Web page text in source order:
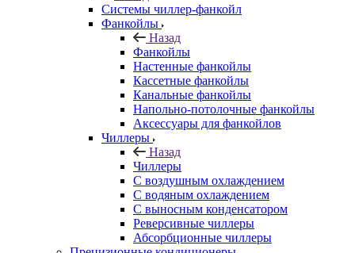
Системы чиллер-фанкойл
Фанкойлы
Назад
Фанкойлы
Настенные фанкойлы
Кассетные фанкойлы
Канальные фанкойлы
Напольно-потолочные фанкойлы
Аксессуары для фанкойлов
Чиллеры
Назад
Чиллеры
С воздушным охлаждением
С водяным охлаждением
С выносным конденсатором
Реверсивные чиллеры
Абсорбционные чиллеры